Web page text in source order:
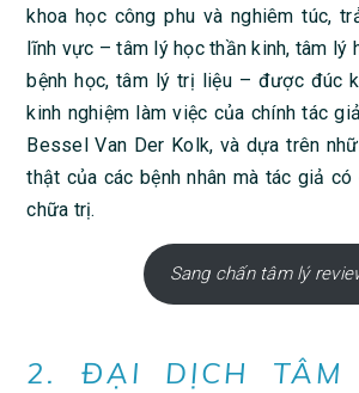
khoa học công phu và nghiêm túc,
lĩnh vực – tâm lý học thần kinh, tâm lý
bệnh học, tâm lý trị liệu – được đúc
kinh nghiệm làm việc của chính tác
Bessel Van Der Kolk, và dựa trên
thật của các bệnh nhân mà tác giả
chữa trị.
Sang chấn tâm lý
2. ĐẠI DỊCH TÂM